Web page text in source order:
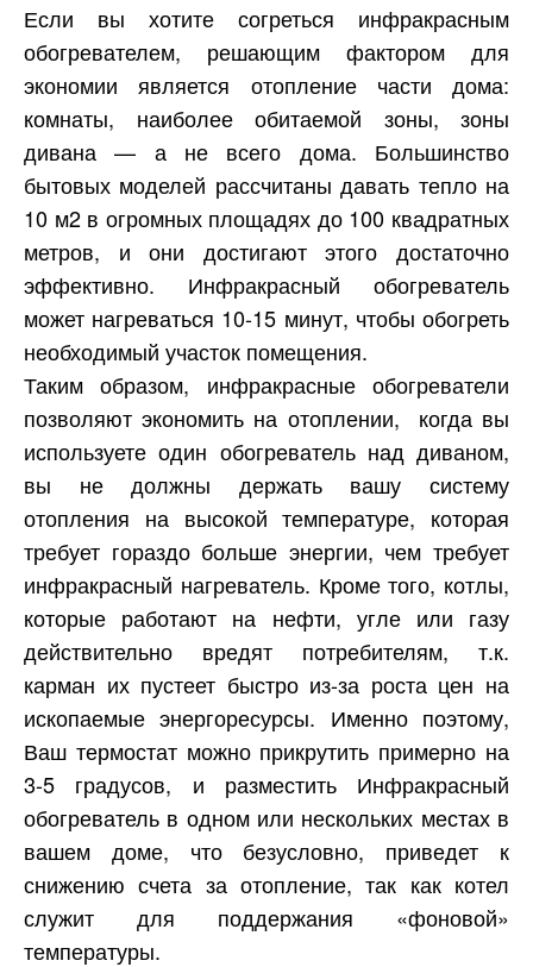
Если вы хотите согреться инфракрасным
обогревателем, решающим фактором для
экономии является отопление части дома:
комнаты, наиболее обитаемой зоны, зоны
дивана — а не всего дома. Большинство
бытовых моделей рассчитаны давать тепло на
10 м2 в огромных площадях до 100 квадратных
метров, и они достигают этого достаточно
эффективно. Инфракрасный обогреватель
может нагреваться 10-15 минут, чтобы обогреть
необходимый участок помещения.
Таким образом, инфракрасные обогреватели
позволяют экономить на отоплении, когда вы
используете один обогреватель над диваном,
вы не должны держать вашу систему
отопления на высокой температуре, которая
требует гораздо больше энергии, чем требует
инфракрасный нагреватель. Кроме того, котлы,
которые работают на нефти, угле или газу
действительно вредят потребителям, т.к.
карман их пустеет быстро из-за роста цен на
ископаемые энергоресурсы. Именно поэтому,
Ваш термостат можно прикрутить примерно на
3-5 градусов, и разместить Инфракрасный
обогреватель в одном или нескольких местах в
вашем доме, что безусловно, приведет к
снижению счета за отопление, так как котел
служит для поддержания «фоновой»
температуры.